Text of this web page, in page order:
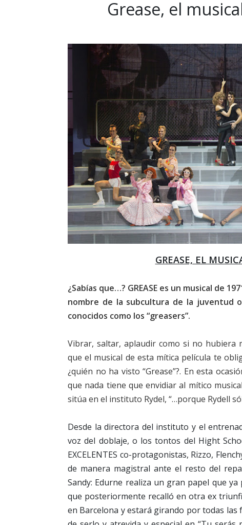
Grease, el
GREASE, EL
¿Sabías que…? GREASE es un musical de
nombre de la subcultura de la juventud
conocidos como los “greasers”.
Vibrar, saltar, aplaudir como si no hubiera
que el musical de esta mítica película te
¿quién no ha visto “Grease”?. En esta
que nada tiene que envidiar al mítico
sitúa en el instituto Rydel, “…porque Rydell
Desde la directora del instituto y el
voz del doblaje, o los tontos del Hight
EXCELENTES co-protagonistas, Rizzo,
de manera magistral ante el resto del
Sandy: Edurne realiza un gran papel que
que posteriormente recalló en otra ex
en Barcelona y estará girando por todas las